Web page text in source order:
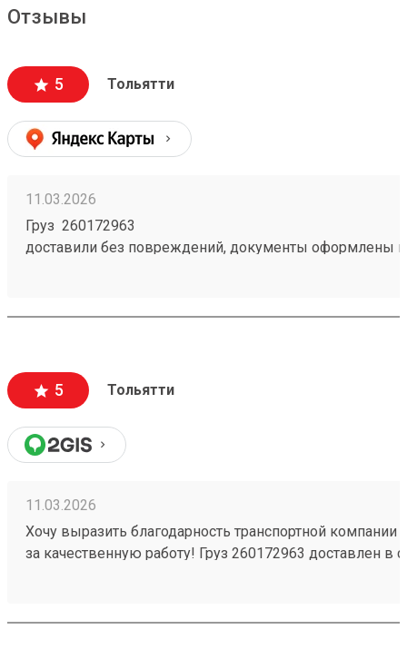
Отзывы
5 Тольятти
11.03.2026
Груз 260172963
доставили без повреждений, документы оформлены
5 Тольятти
11.03.2026
Хочу выразить благодарность транспортной компании
за качественную работу! Груз 260172963 доставлен в